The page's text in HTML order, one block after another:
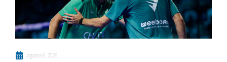
agosto 6, 2026